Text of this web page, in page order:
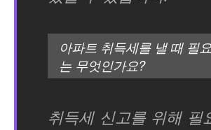
아파트 취득세를 낼 때 필
는 무엇인가요?
취득세 신고를 위해 필